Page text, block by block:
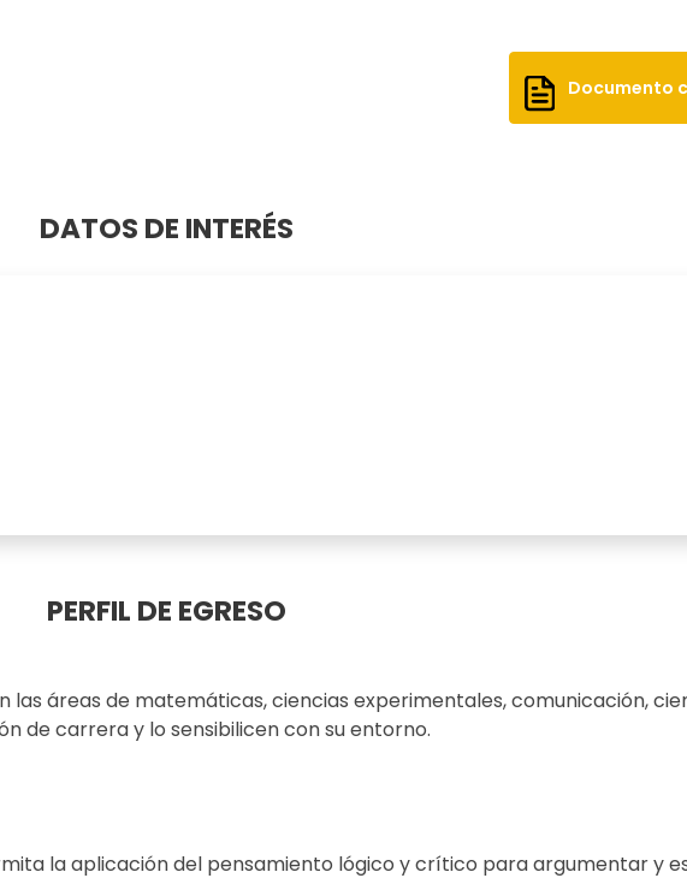
Documento
DATOS DE INTERÉS
PERFIL DE EGRESO
las áreas de matemáticas, ciencias experimentales, comunicación,
de carrera y lo sensibilicen con su entorno.
la aplicación del pensamiento lógico y crítico para argumentar y